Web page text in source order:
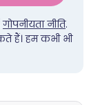
गोपनीयता नीति.
हैं। हम कभी भी